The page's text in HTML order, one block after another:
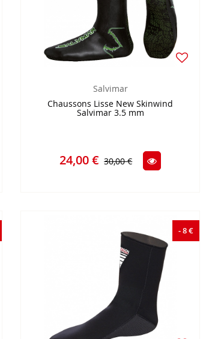
Salvimar
Chaussons Lisse New Skinwind
Salvimar 3.5 mm
24,00 € 30,00 €
- 8 €